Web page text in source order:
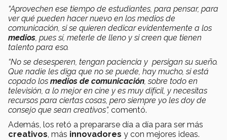
“Aprovechen ese tiempo de estudiantes, para pensar, para
ver qué pueden hacer nuevo en los medios de
comunicación, si se quieren dedicar evidentemente a los
medios, pues sí, meterle de lleno y si creen que tienen
talento para eso.
“No se desesperen, tengan paciencia y persigan su sueño.
Que nadie les diga que no se puede, hay mucho, si está
copado los medios de comunicación, sobre todo en
televisión, a lo mejor en cine y es muy difícil, y necesitas
recursos para ciertas cosas, pero siempre yo les doy de
consejo que sean creativos”, comentó.
Además, los retó a prepararse día a día para ser más
creativos, más innovadores y con mejores ideas.